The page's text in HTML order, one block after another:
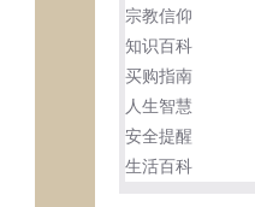
宗教信仰
知识百科
买购指南
人生智慧
安全提醒
生活百科